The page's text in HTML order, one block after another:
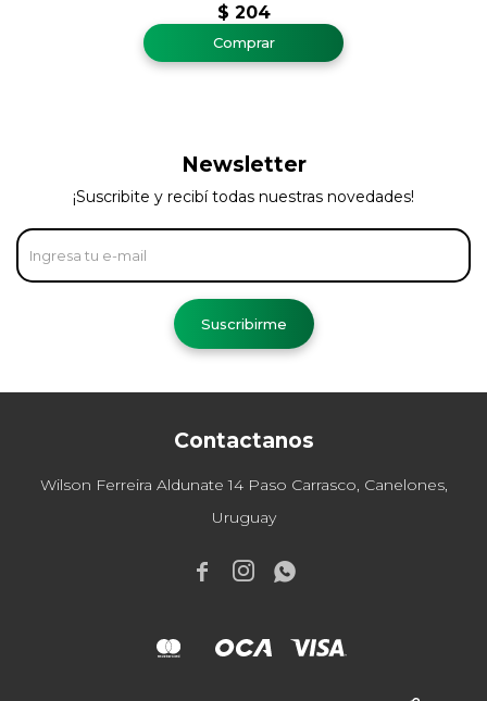
$ 204
Contactanos
Wilson Ferreira Aldunate 14 Paso Carrasco, Canelones,
Uruguay
  
Newsletter
¡Suscribite y recibí todas nuestras novedades!
Suscribirme